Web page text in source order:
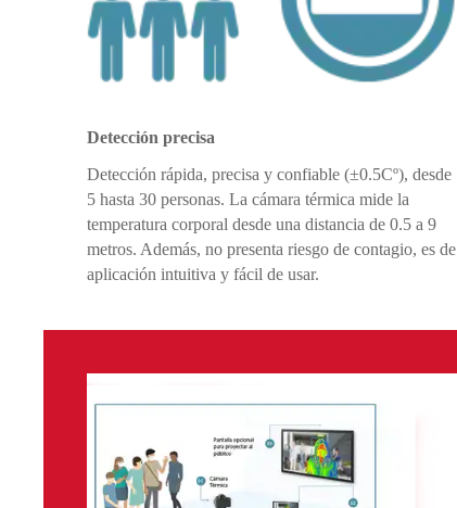
Detección precisa
Detección rápida, precisa y confiable (±0.5Cº), desde
5 hasta 30 personas. La cámara térmica mide la
temperatura corporal desde una distancia de 0.5 a 9
metros. Además, no presenta riesgo de contagio, es de
aplicación intuitiva y fácil de usar.